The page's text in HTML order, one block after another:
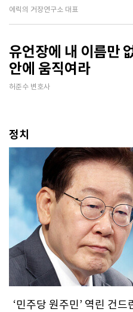
에릭의 거장연구소 대표
유언장에 내 이름만
안에 움직여라
허준수 변호사
정치
‘민주당 원주민’ 역린 건